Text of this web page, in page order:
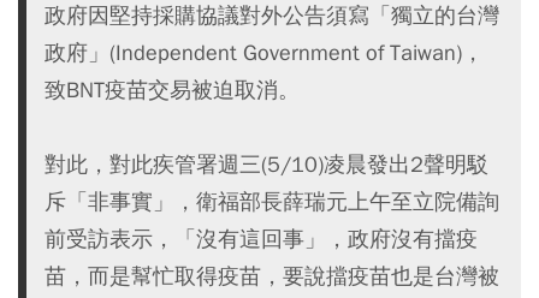
政府因堅持採購協議對外公告須寫「獨立的台灣
政府」(Independent Government of Taiwan)，
致BNT疫苗交易被迫取消。
對此，對此疾管署週三(5/10)凌晨發出2聲明駁
斥「非事實」，衛福部長薛瑞元上午至立院備詢
前受訪表示，「沒有這回事」，政府沒有擋疫
苗，而是幫忙取得疫苗，要說擋疫苗也是台灣被